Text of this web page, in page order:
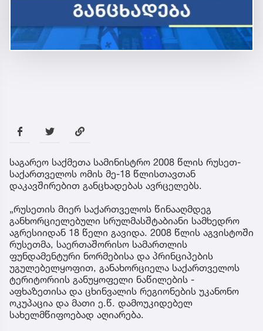
საგარეო საქმეთა სამინისტრო 2008 წლის რუსეთ-
საქართველოს ომის მე-18 წლისთავთან
დაკავშირებით განცხადებას ავრცელებს.
„რუსეთის მიერ საქართველოს წინააღმდეგ
განხორციელებული სრულმასშტაბიანი სამხედრო
აგრესიიდან 18 წელი გავიდა. 2008 წლის აგვისტოში
რუსეთმა, საერთაშორისო სამართლის
ფუნდამენტური ნორმებისა და პრინციპების
უგულებელყოფით, განახორციელა საქართველოს
ტერიტორიის განუყოფელი ნაწილების -
აფხაზეთისა და ცხინვალის რეგიონების უკანონო
ოკუპაცია და მათი ე.წ. დამოუკიდებელ
სახელმწიფოებად აღიარება.